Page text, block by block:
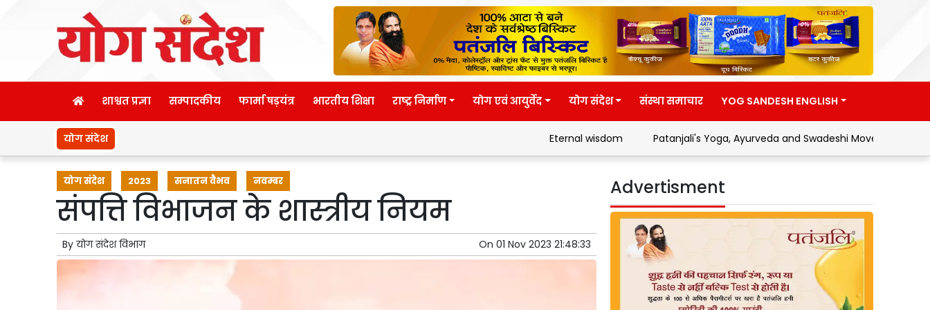
शाश्वत प्रज्ञा सम्पादकीय फार्मा षड़यंत्र भारतीय शिक्षा राष्ट्र निर्माण योग एवं आयुर्वेद योग संदेश संस्था समाचार YOG SANDESH ENGLISH
योग संदेश Eternal wisdom Patanjali's Yoga, Ayurveda and Swadeshi Movement Address by
योग संदेश 2023 सनातन वैभव नवम्बर
संपत्ति विभाजन के शास्त्रीय नियम
By योग संदेश विभाग On 01 Nov 2023 21:48:33
Advertisment